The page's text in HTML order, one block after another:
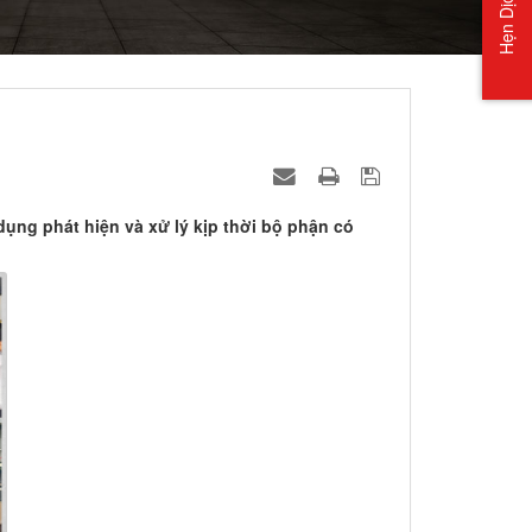
phát hiện và xử lý kịp thời bộ phận có